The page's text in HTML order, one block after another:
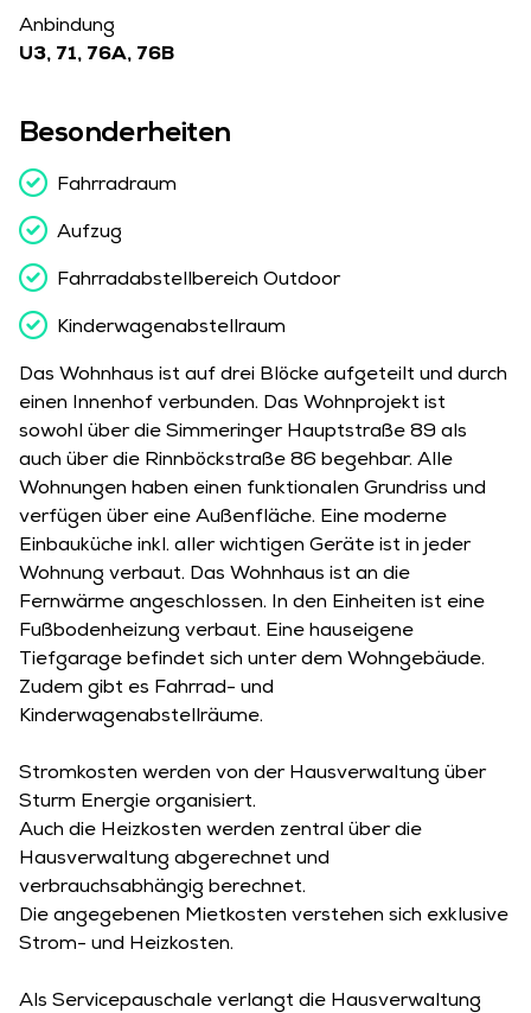
Anbindung
U3, 71, 76A, 76B
Besonderheiten
Fahrradraum
Aufzug
Fahrradabstellbereich Outdoor
Kinderwagen­abstellraum
Das Wohnhaus ist auf drei Blöcke aufgeteilt und durch
einen Innenhof verbunden. Das Wohnprojekt ist
sowohl über die Simmeringer Hauptstraße 89 als
auch über die Rinnböckstraße 86 begehbar. Alle
Wohnungen haben einen funktionalen Grundriss und
verfügen über eine Außenfläche. Eine moderne
Einbauküche inkl. aller wichtigen Geräte ist in jeder
Wohnung verbaut. Das Wohnhaus ist an die
Fernwärme angeschlossen. In den Einheiten ist eine
Fußbodenheizung verbaut. Eine hauseigene
Tiefgarage befindet sich unter dem Wohngebäude.
Zudem gibt es Fahrrad- und
Kinderwagenabstellräume.
Stromkosten werden von der Hausverwaltung über
Sturm Energie organisiert.
Auch die Heizkosten werden zentral über die
Hausverwaltung abgerechnet und
verbrauchsabhängig berechnet.
Die angegebenen Mietkosten verstehen sich exklusive
Strom- und Heizkosten.
Als Servicepauschale verlangt die Hausverwaltung